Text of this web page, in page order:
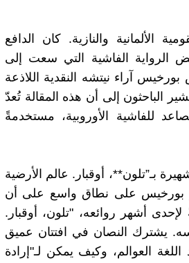
الألمانية والنازية. كان الدافع
الرواية الفاشية التي سعت إلى
آراء نيتشه النقدية اللاذعة
الباحثون إلى أن هذه المقالة تُعدّ
للفاشية الأوروبية، مستخدمةً
بـ”تلون**، أوقبار. عالم الأرضية
ودارسو بورخيس على نطاق واسع على أن
أشهر روائعه، "تلون، أوقبار.
يشترك النصان في افتتان عميق
العوالم، وكيف يمكن لـ"إرادة